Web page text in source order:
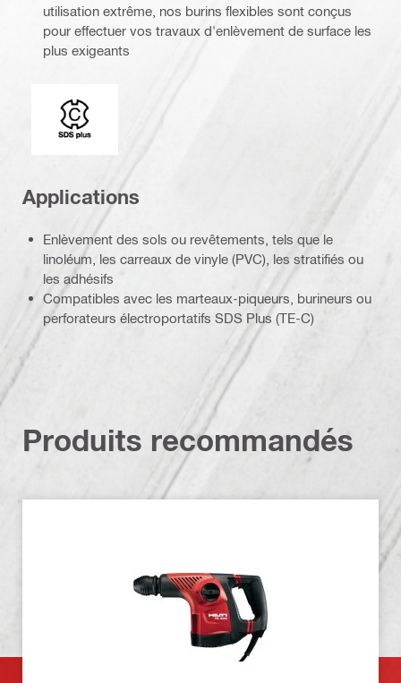
utilisation extrême, nos burins flexibles sont conçus
pour effectuer vos travaux d'enlèvement de surface les
plus exigeants
Extrémité de connexion
Applications
Enlèvement des sols ou revêtements, tels que le
linoléum, les carreaux de vinyle (PVC), les stratifiés ou
les adhésifs
Compatibles avec les marteaux-piqueurs, burineurs ou
perforateurs électroportatifs SDS Plus (TE-C)
Produits recommandés